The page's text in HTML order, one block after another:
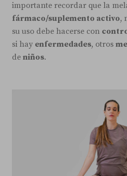
importante recordar que la
fármaco/suplemento activo,
su uso debe hacerse con
si hay enfermedades, otros
de niños.